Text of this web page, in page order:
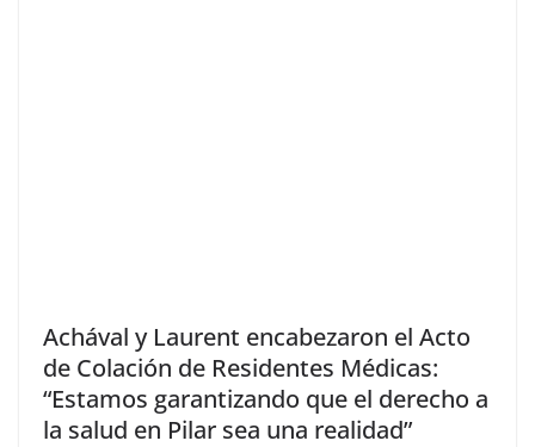
Achával y Laurent encabezaron el Acto
de Colación de Residentes Médicas:
“Estamos garantizando que el derecho a
la salud en Pilar sea una realidad”